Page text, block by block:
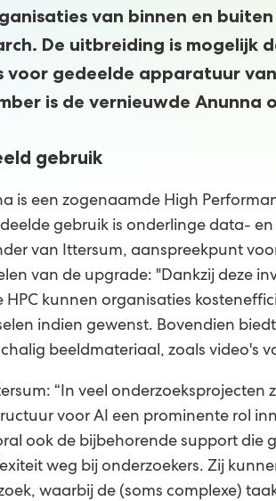
van binnen en
De uitbreiding is mogelijk
voor gedeelde apparatuur
is de vernieuwde Anunna
gebruik
is een zogenaamde High
gebruik is onderlinge data-
van Ittersum, aanspreekpunt
van de upgrade: "Dankzij deze
HPC kunnen organisaties
indien gewenst. Bovendien
beeldmateriaal, zoals video's
“In veel onderzoeksprojecten
voor AI een prominente rol
ook de bijbehorende support die
weg bij onderzoekers. Zij
waarbij de (soms complexe)